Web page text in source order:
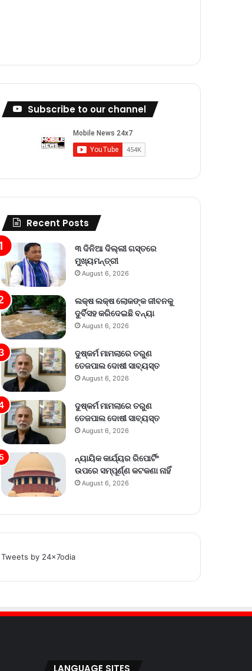
Subscribe to our channel
Recent Posts
୩ ଦିନିଆ ଦିଲ୍ଲୀ ଗସ୍ତରେ
ମୁଖ୍ୟମନ୍ତ୍ରୀ
August 6, 2026
ଲକ୍ଷ ଲକ୍ଷ ଲୋକଙ୍କ ଜୀବନକୁ
ଦୁର୍ବିସହ କରିଦେଇଛି ବନ୍ୟା
August 6, 2026
ଦୁଷ୍କର୍ମ ମାମଲାରେ ତରୁଣ
ତେଜପାଲ ଦୋଷୀ ସାବ୍ୟସ୍ତ
August 6, 2026
ଦୁଷ୍କର୍ମ ମାମଲାରେ ତରୁଣ
ତେଜପାଲ ଦୋଷୀ ସାବ୍ୟସ୍ତ
August 6, 2026
ନ୍ୟାୟିକ କାର୍ଯ୍ୟର ରିପୋର୍ଟିଂ
ଉପରେ ସମ୍ପୂର୍ଣ୍ଣ କଟକଣା ନାହିଁ
August 6, 2026
Tweets by 24x7odia
LANGUAGE SITES